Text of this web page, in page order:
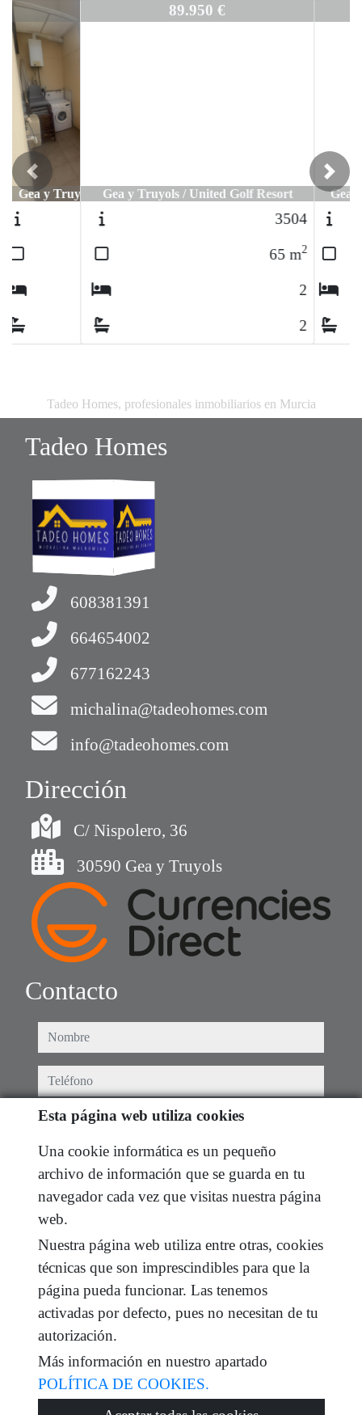
89.950 €
Gea y Truyols / United Golf Resort
3504
65m 2
Previous Next
Tadeo Homes, profesionales inmobiliarios en Murcia
Tadeo Homes
608381391
664654002
677162243
michalina@tadeohomes.com
info@tadeohomes.com
Dirección
C/ Nispolero, 36
30590 Gea y Truyols
Contacto
nombre
teléfono
e-mail
He leído y acepto las condiciones de uso y
de privacidad
mensaje
Captcha
Enviar
Esta página web utiliza cookies
Una cookie informática es un pequeño
archivo de información que se guarda en tu
navegador cada vez que visitas nuestra página
web.
Nuestra página web utiliza entre otras, cookies
técnicas que son imprescindibles para que la
página pueda funcionar. Las tenemos
activadas por defecto, pues no necesitan de tu
autorización.
Más información en nuestro apartado
POLÍTICA DE COOKIES.